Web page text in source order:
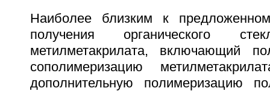
Наиболее близким к
получения органического
метилметакрилата, включающий
сополимеризацию
дополнительную полимеризацию